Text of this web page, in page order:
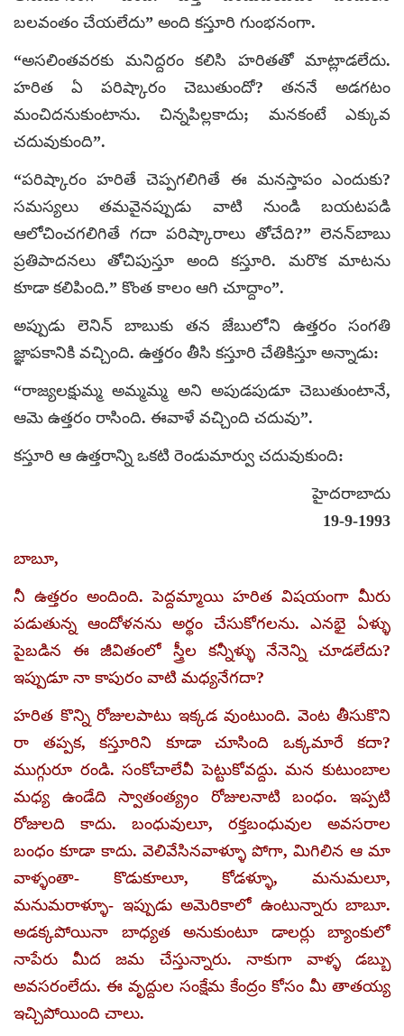
బలవంతం చేయలేదు” అంది కస్తూరి గుంభనంగా.
“అసలింతవరకు మనిద్దరం కలిసి హరితతో మాట్లాడలేదు.
హరిత ఏ పరిష్కారం చెబుతుందో? తననే అడగటం
మంచిదనుకుంటాను. చిన్నపిల్లకాదు; మనకంటే ఎక్కువ
చదువుకుంది”.
“పరిష్కారం హరితే చెప్పగలిగితే ఈ మనస్తాపం ఎందుకు?
సమస్యలు తమవైనప్పుడు వాటి నుండి బయటపడి
ఆలోచించగలిగితే గదా పరిష్కారాలు తోచేది?” లెనన్‌బాబు
ప్రతిపాదనలు తోచిపుస్తూ అంది కస్తూరి. మరొక మాటను
కూడా కలిపింది.” కొంత కాలం ఆగి చూద్దాం”.
అప్పుడు లెనిన్‌ బాబుకు తన జేబులోని ఉత్తరం సంగతి
జ్ఞాపకానికి వచ్చింది. ఉత్తరం తీసి కస్తూరి చేతికిస్తూ అన్నాడు:
“రాజ్యలక్షుమ్మ అమ్మమ్మ అని అపుడపుడూ చెబుతుంటానే,
ఆమె ఉత్తరం రాసింది. ఈవాళే వచ్చింది చదువు”.
కస్తూరి ఆ ఉత్తరాన్ని ఒకటి రెండుమార్వు చదువుకుంది:
హైదరాబాదు
19-9-1993
బాబూ,
నీ ఉత్తరం అందింది. పెద్దమ్మాయి హరిత విషయంగా మీరు
పడుతున్న ఆందోళనను అర్థం చేసుకోగలను. ఎనభై ఏళ్ళు
పైబడిన ఈ జీవితంలో స్త్రీల కన్నీళ్ళు నేనెన్ని చూడలేదు?
ఇప్పుడూ నా కాపురం వాటి మధ్యనేగదా?
హరిత కొన్ని రోజులపాటు ఇక్కడ వుంటుంది. వెంట తీసుకొని
రా తప్పక, కస్తూరిని కూడా చూసింది ఒక్కమారే కదా?
ముగ్గురూ రండి. సంకోచాలేవీ పెట్టుకోవద్దు. మన కుటుంబాల
మధ్య ఉండేది స్వాతంత్య్రం రోజులనాటి బంధం. ఇప్పటి
రోజులది కాదు. బంధువులూ, రక్తబంధువుల అవసరాల
బంధం కూడా కాదు. వెలివేసినవాళ్ళూ పోగా, మిగిలిన ఆ మా
వాళ్ళంతా- కొడుకూలూ, కోడళ్ళూ, మనుమలూ,
మనుమరాళ్ళూ- ఇప్పుడు అమెరికాలో ఉంటున్నారు బాబూ.
అడక్కపోయినా బాధ్యత అనుకుంటూ డాలర్లు బ్యాంకులో
నాపేరు మీద జమ చేస్తున్నారు. నాకుగా వాళ్ళ డబ్బు
అవసరంలేదు. ఈ వృద్దుల సంక్షేమ కేంద్రం కోసం మీ తాతయ్య
ఇచ్చిపోయింది చాలు.